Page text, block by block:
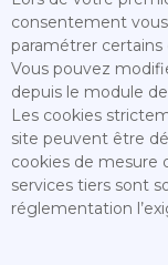
consentement
paramétrer certains
Vous pouvez
depuis le module
Les cookies
site peuvent être
cookies de mesure
services tiers sont
réglementation